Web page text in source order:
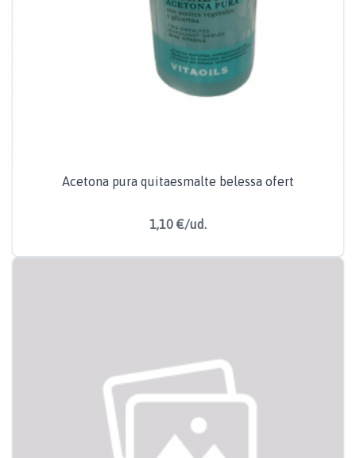
Acetona pura quitaesmalte belessa ofert
1,10 €/ud.